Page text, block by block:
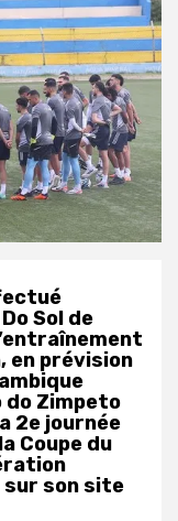
Sol de
en prévision
do Zimpeto
2e journée
Coupe du
sur son site